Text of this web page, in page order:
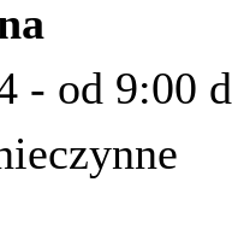
- od 9:00